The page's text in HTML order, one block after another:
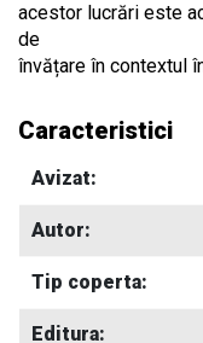
acestor lucrări este
de
învățare în contextul
Caracteristici
Avizat:
Autor:
Tip coperta:
Editura: